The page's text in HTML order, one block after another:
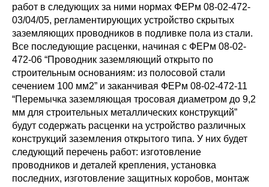
работ в следующих за ними нормах ФЕРм 08-02-472-
03/04/05, регламентирующих устройство скрытых
заземляющих проводников в подливке пола из стали.
Все последующие расценки, начиная с ФЕРм 08-02-
472-06 “Проводник заземляющий открыто по
строительным основаниям: из полосовой стали
сечением 100 мм2” и заканчивая ФЕРм 08-02-472-11
“Перемычка заземляющая тросовая диаметром до 9,2
мм для строительных металлических конструкций”
будут содержать расценки на устройство различных
конструкций заземления открытого типа. У них будет
следующий перечень работ: изготовление
проводников и деталей крепления, установка
последних, изготовление защитных коробов, монтаж